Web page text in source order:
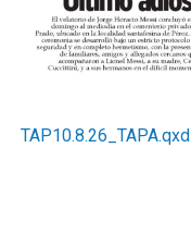
TAP10.8.26_TAPA.qxd_